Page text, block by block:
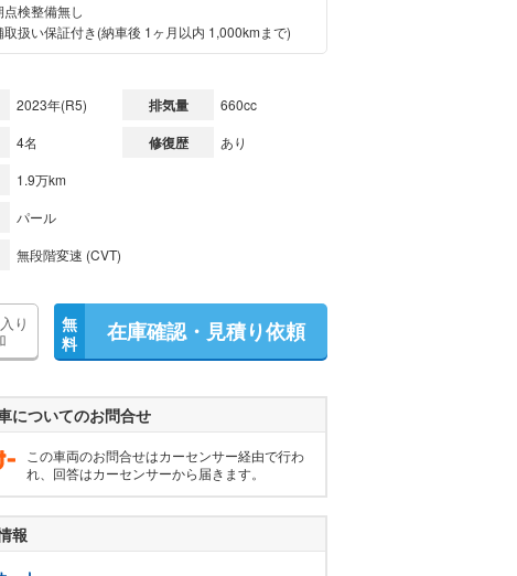
点検整備無し
取扱い保証付き(納車後 1ヶ月以内 1,000kmまで)
2023年(R5) 排気量 660cc
4名 修復歴 あり
1.9万km
パール
無段階変速 (CVT)
り
無
料
在庫確認・見積り依頼
についてのお問合せ
この車両のお問合せはカーセンサー経由で行わ
れ、回答はカーセンサーから届きます。
報